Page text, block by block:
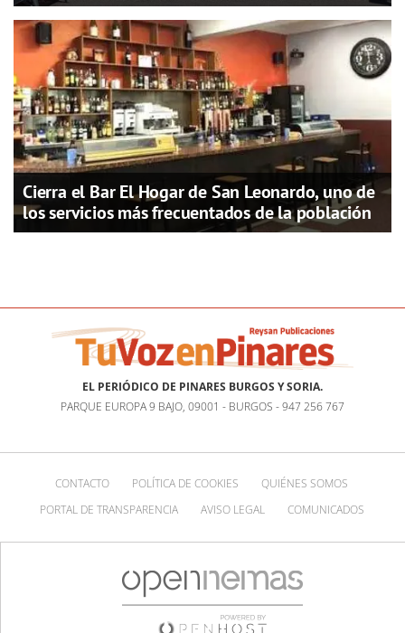
Cierra el Bar El Hogar de San Leonardo, uno de
los servicios más frecuentados de la población
EL PERIÓDICO DE PINARES BURGOS Y SORIA.
PARQUE EUROPA 9 BAJO, 09001 - BURGOS - 947 256 767
CONTACTO POLÍTICA DE COOKIES
QUIÉNES SOMOS
PORTAL DE TRANSPARENCIA
AVISO LEGAL COMUNICADOS